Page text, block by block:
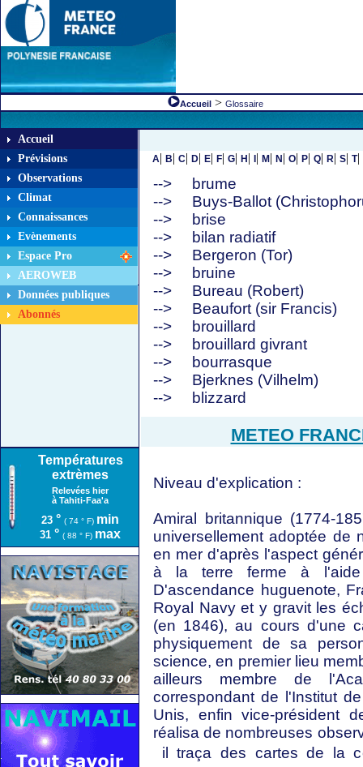
Accueil
Prévisions
Observations
Climat
Connaissances
Evènements
Espace Pro
AEROWEB
Données publiques
Abonnés
Accueil > Glossaire
Températures
extrèmes
Relevées hier
à Tahiti-Faa'a
23 ° ( 74 ° F) min
31 ° ( 88 ° F) max
A| B| C| D| E| F| G| H | | M | N | O| P| Q| R| S| T|
-->
brume
-->
Buys-Ballot
-->
brise
-->
bilan radiatif
-->
Bergeron (Tor)
-->
bruine
-->
Bureau (Robert)
-->
Beaufort (sir Francis)
-->
brouillard
-->
brouillard givrant
-->
bourrasque
-->
Bjerknes (Vilhelm)
-->
blizzard
METEO
Niveau d'explication :
Amiral britannique (1774-
universellement adoptée de
en mer d'après l'aspect
à la terre ferme à l'aide
D'ascendance huguenote,
Royal Navy et y gravit les
(en 1846), au cours d'une
physiquement de sa
science, en premier lieu
ailleurs membre de
correspondant de l'Institut
Unis, enfin vice-président
réalisa de nombreuses
 il traça des cartes de la